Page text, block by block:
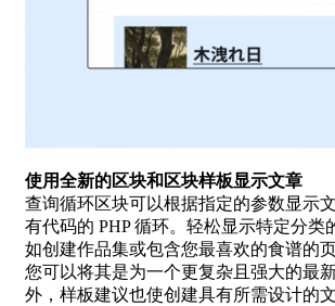
使用全新的区块和区块样板显示文章
查询循环区块可以根据指定的参数显示
有代码的 PHP 循环。轻松显示特定分类
如创建作品集或包含您最喜欢的食谱的
您可以将其是为一个更复杂且强大的最
外，样板建议也使创建具有所需设计的